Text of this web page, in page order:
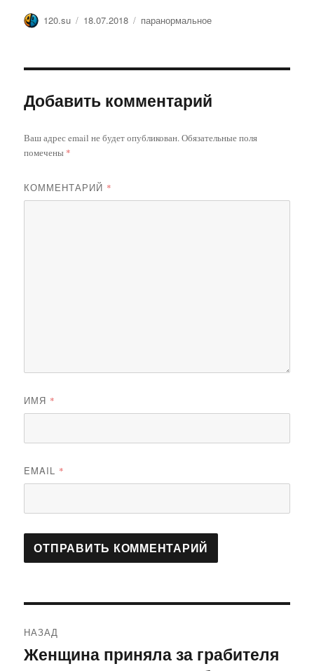
Автор
120.su Опубликовано
18.07.2018 Метки
паранормальное
Добавить комментарий
Ваш адрес email не будет опубликован.Обязательные поля
помечены *
КОММЕНТАРИЙ *
ИМЯ *
EMAIL *
по
НАЗАД
Предыдущая
Женщина приняла за грабителя